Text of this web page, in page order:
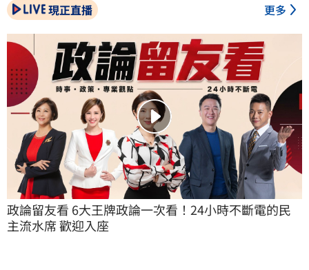
現正直播 更多
政論留友看 6大王牌政論一次看！24小時不斷電的民
主流水席 歡迎入座